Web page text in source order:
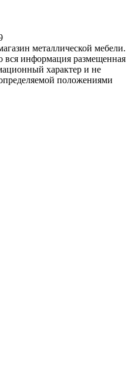
металлической мебели.
информация размещенная
характер и не
положениями